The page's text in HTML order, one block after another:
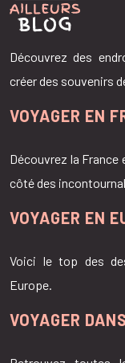
Découvrez des
créer des souvenirs
VOYAGER EN
Découvrez la
côté des
VOYAGER EN
Voici le top des
Europe.
VOYAGER